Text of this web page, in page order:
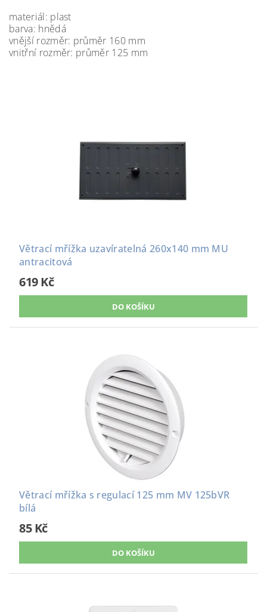
materiál: plast
barva: hnědá
vnější rozměr: průměr 160 mm
vnitřní rozměr: průměr 125 mm
Větrací mřížka uzavíratelná 260x140 mm MU
antracitová
619 Kč
Větrací mřížka s regulací 125 mm MV 125bVR
bílá
85 Kč